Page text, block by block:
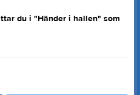
du i "Händer i hallen" som